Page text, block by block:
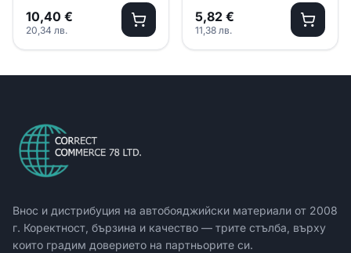
10,40 €
20,34 лв.
5,82 €
11,38 лв.
Внос и дистрибуция на автобояджийски материали от 2008
г. Коректност, бързина и качество — трите стълба, върху
които градим доверието на партньорите си.